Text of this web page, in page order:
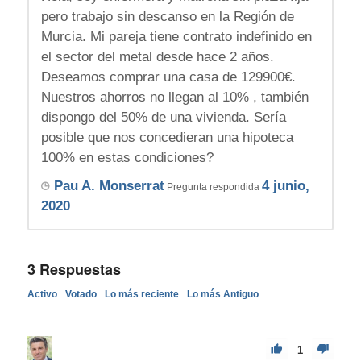
pero trabajo sin descanso en la Región de
Murcia. Mi pareja tiene contrato indefinido en
el sector del metal desde hace 2 años.
Deseamos comprar una casa de 129900€.
Nuestros ahorros no llegan al 10% , también
dispongo del 50% de una vivienda. Sería
posible que nos concedieran una hipoteca
100% en estas condiciones?
Pau A. MonserratPregunta respondida 4 junio,
2020
3Respuestas
Activo Votado Lo más reciente Lo más Antiguo
1